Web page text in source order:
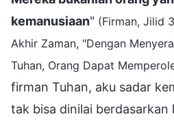
kemanusiaan" (Firman, Jilid
Akhir Zaman, "Dengan
Tuhan, Orang Dapat
firman Tuhan, aku sadar
tak bisa dinilai